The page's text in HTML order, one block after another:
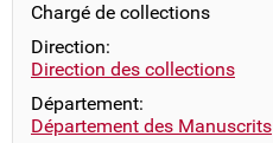
Chargé de collections
Direction:
Direction des collections
Département:
Département des Manuscrits